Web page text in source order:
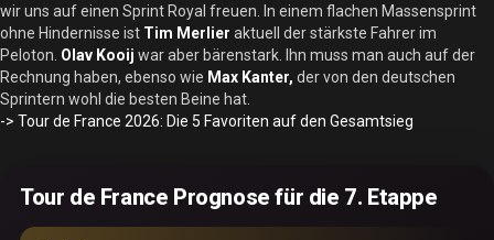
wir uns auf einen Sprint Royal freuen. In einem flachen Massensprint
ohne Hindernisse ist Tim Merlier aktuell der stärkste Fahrer im
Peloton. Olav Kooij war aber bärenstark. Ihn muss man auch auf der
Rechnung haben, ebenso wie Max Kanter, der von den deutschen
Sprintern wohl die besten Beine hat.
-> Tour de France 2026: Die 5 Favoriten auf den Gesamtsieg
Tour de France Prognose für die 7. Etappe